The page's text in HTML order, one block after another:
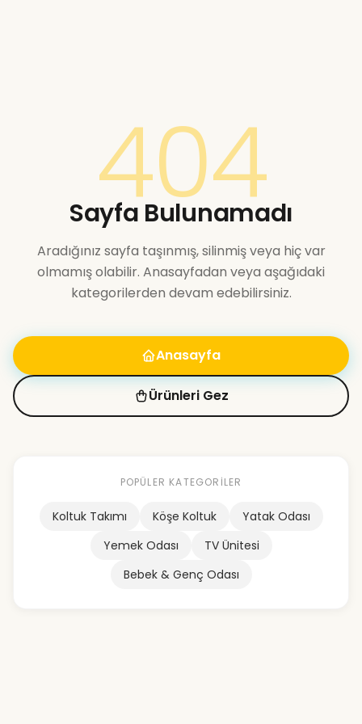
404
Sayfa Bulunamadı
Aradığınız sayfa taşınmış, silinmiş veya hiç var
olmamış olabilir. Anasayfadan veya aşağıdaki
kategorilerden devam edebilirsiniz.
Anasayfa
Ürünleri Gez
POPÜLER KATEGORILER
Koltuk Takımı Köşe Koltuk
Yatak Odası
Yemek Odası
TV Ünitesi
Bebek & Genç Odası